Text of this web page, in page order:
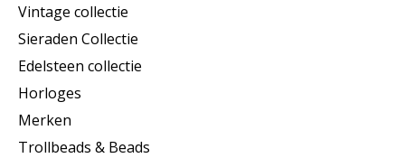
Vintage collectie
Sieraden Collectie
Edelsteen collectie
Horloges
Merken
Trollbeads & Beads